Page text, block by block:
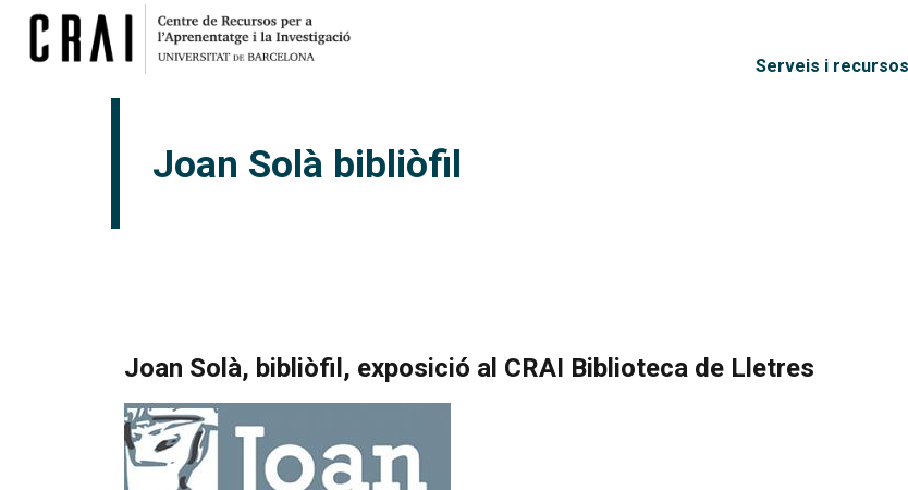
Menú
Serveis i recursos
Joan Solà bibliòfil
Joan Solà, bibliòfil, exposició al CRAI Biblioteca de Lletres